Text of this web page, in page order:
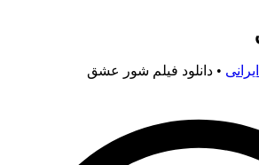
• دانلود فیلم شور عشق